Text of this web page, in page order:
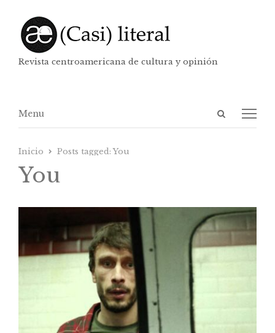
Revista centroamericana de cultura y opinión
Abrir
Menú
Menu
Inicio Posts tagged:You
You